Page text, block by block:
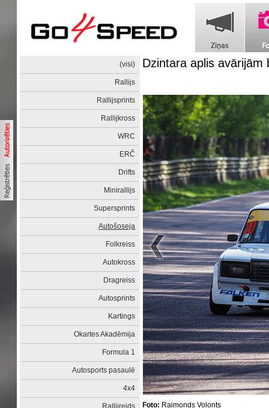
(visi)
Rallijs
Rallijsprints
Rallijkross
WRC
ERČ
Drifts
Minirallijs
Supersprints
Autošoseja
Folkreiss
Autokross
Dragreiss
Autosprints
Kartings
Okartes Akadēmija
Formula 1
Autosports pasaulē
4x4
Rallijreids
Dzintara aplis avārijām
Foto: Raimonds Volonts